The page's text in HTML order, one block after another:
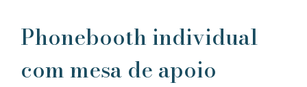
Phonebooth individual
com mesa de apoio